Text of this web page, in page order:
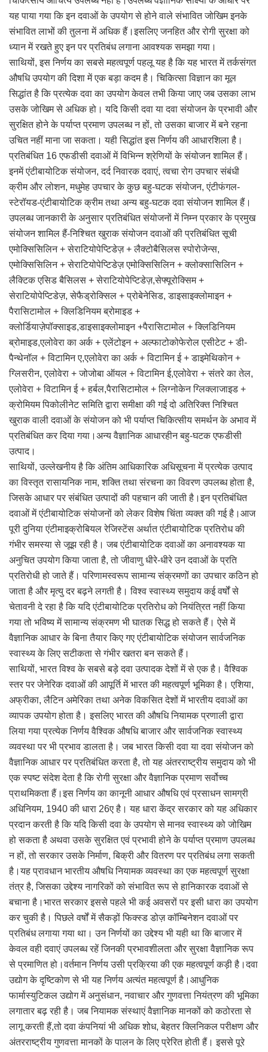
यह पाया गया कि इन दवाओं के उपयोग से होने वाले संभावित जोखिम इनके
संभावित लाभों की तुलना में अधिक हैं।इसलिए जनहित और रोगी सुरक्षा को
ध्यान में रखते हुए इन पर प्रतिबंध लगाना आवश्यक समझा गया।
साथियों, इस निर्णय का सबसे महत्वपूर्ण पहलू यह है कि यह भारत में तर्कसंगत
औषधि उपयोग की दिशा में एक बड़ा कदम है। चिकित्सा विज्ञान का मूल
सिद्धांत है कि प्रत्येक दवा का उपयोग केवल तभी किया जाए जब उसका लाभ
उसके जोखिम से अधिक हो। यदि किसी दवा या दवा संयोजन के प्रभावी और
सुरक्षित होने के पर्याप्त प्रमाण उपलब्ध न हों, तो उसका बाजार में बने रहना
उचित नहीं माना जा सकता। यही सिद्धांत इस निर्णय की आधारशिला है।
प्रतिबंधित 16 एफडीसी दवाओं में विभिन्न श्रेणियों के संयोजन शामिल हैं।
इनमें एंटीबायोटिक संयोजन, दर्द निवारक दवाएं, त्वचा रोग उपचार संबंधी
क्रीम और लोशन, मधुमेह उपचार के कुछ बहु-घटक संयोजन, एंटीफंगल-
स्टेरॉयड-एंटीबायोटिक क्रीम तथा अन्य बहु-घटक दवा संयोजन शामिल हैं।
उपलब्ध जानकारी के अनुसार प्रतिबंधित संयोजनों में निम्न प्रकार के प्रमुख
संयोजन शामिल हैं-निश्चित खुराक संयोजन दवाओं की प्रतिबंधित सूची
एमोक्सिसिलिन + सेराटियोपेप्टिडेज़ + लैक्टोबैसिलस स्पोरोजेन्स,
एमोक्सिसिलिन + सेराटियोपेप्टिडेज़ एमोक्सिसिलिन + क्लोक्सासिलिन +
लैक्टिक एसिड बैसिलस + सेराटियोपेप्टिडेज़,सेफ्यूरोक्सिम +
सेराटियोपेप्टिडेज़, सेफैड्रोक्सिल + प्रोबेनेसिड, डाइसाइक्लोमाइन +
पैरासिटामोल + क्लिडिनियम ब्रोमाइड +
क्लोर्डियाज़ेपॉक्साइड,डाइसाइक्लोमाइन +पैरासिटामोल + क्लिडिनियम
ब्रोमाइड,एलोवेरा का अर्क + एलेंटोइन + अल्फाटोकोफेरोल एसीटेट + डी-
पैन्थेनॉल + विटामिन ए,एलोवेरा का अर्क + विटामिन ई + डाइमेथिकोन +
ग्लिसरीन, एलोवेरा + जोजोबा ऑयल + विटामिन ई,एलोवेरा + संतरे का तेल,
एलोवेरा + विटामिन ई + हर्बल,पैरासिटामोल + लिग्नोकेन ग्लिक्लाजाइड +
क्रोमियम पिकोलीनेट समिति द्वारा समीक्षा की गई दो अतिरिक्त निश्चित
खुराक वाली दवाओं के संयोजन को भी पर्याप्त चिकित्सीय समर्थन के अभाव में
प्रतिबंधित कर दिया गया।अन्य वैज्ञानिक आधारहीन बहु-घटक एफडीसी
उत्पाद।
साथियों, उल्लेखनीय है कि अंतिम आधिकारिक अधिसूचना में प्रत्येक उत्पाद
का विस्तृत रासायनिक नाम, शक्ति तथा संरचना का विवरण उपलब्ध होता है,
जिसके आधार पर संबंधित उत्पादों की पहचान की जाती है।इन प्रतिबंधित
दवाओं में एंटीबायोटिक संयोजनों को लेकर विशेष चिंता व्यक्त की गई है।आज
पूरी दुनिया एंटीमाइक्रोबियल रेजिस्टेंस अर्थात एंटीबायोटिक प्रतिरोध की
गंभीर समस्या से जूझ रही है। जब एंटीबायोटिक दवाओं का अनावश्यक या
अनुचित उपयोग किया जाता है, तो जीवाणु धीरे-धीरे उन दवाओं के प्रति
प्रतिरोधी हो जाते हैं। परिणामस्वरूप सामान्य संक्रमणों का उपचार कठिन हो
जाता है और मृत्यु दर बढ़ने लगती है। विश्व स्वास्थ्य समुदाय कई वर्षों से
चेतावनी दे रहा है कि यदि एंटीबायोटिक प्रतिरोध को नियंत्रित नहीं किया
गया तो भविष्य में सामान्य संक्रमण भी घातक सिद्ध हो सकते हैं। ऐसे में
वैज्ञानिक आधार के बिना तैयार किए गए एंटीबायोटिक संयोजन सार्वजनिक
स्वास्थ्य के लिए सटीकता से गंभीर खतरा बन सकते हैं।
साथियों, भारत विश्व के सबसे बड़े दवा उत्पादक देशों में से एक है। वैश्विक
स्तर पर जेनेरिक दवाओं की आपूर्ति में भारत की महत्वपूर्ण भूमिका है। एशिया,
अफ्रीका, लैटिन अमेरिका तथा अनेक विकसित देशों में भारतीय दवाओं का
व्यापक उपयोग होता है। इसलिए भारत की औषधि नियामक प्रणाली द्वारा
लिया गया प्रत्येक निर्णय वैश्विक औषधि बाजार और सार्वजनिक स्वास्थ्य
व्यवस्था पर भी प्रभाव डालता है। जब भारत किसी दवा या दवा संयोजन को
वैज्ञानिक आधार पर प्रतिबंधित करता है, तो यह अंतरराष्ट्रीय समुदाय को भी
एक स्पष्ट संदेश देता है कि रोगी सुरक्षा और वैज्ञानिक प्रमाण सर्वोच्च
प्राथमिकता हैं।इस निर्णय का कानूनी आधार औषधि एवं प्रसाधन सामग्री
अधिनियम, 1940 की धारा 26ए है। यह धारा केंद्र सरकार को यह अधिकार
प्रदान करती है कि यदि किसी दवा के उपयोग से मानव स्वास्थ्य को जोखिम
हो सकता है अथवा उसके सुरक्षित एवं प्रभावी होने के पर्याप्त प्रमाण उपलब्ध
न हों, तो सरकार उसके निर्माण, बिक्री और वितरण पर प्रतिबंध लगा सकती
है।यह प्रावधान भारतीय औषधि नियामक व्यवस्था का एक महत्वपूर्ण सुरक्षा
तंत्र है, जिसका उद्देश्य नागरिकों को संभावित रूप से हानिकारक दवाओं से
बचाना है।भारत सरकार इससे पहले भी कई अवसरों पर इसी धारा का उपयोग
कर चुकी है। पिछले वर्षों में सैकड़ों फिक्स्ड डोज़ कॉम्बिनेशन दवाओं पर
प्रतिबंध लगाया गया था। उन निर्णयों का उद्देश्य भी यही था कि बाजार में
केवल वही दवाएं उपलब्ध रहें जिनकी प्रभावशीलता और सुरक्षा वैज्ञानिक रूप
से प्रमाणित हो।वर्तमान निर्णय उसी प्रक्रिया की एक महत्वपूर्ण कड़ी है।दवा
उद्योग के दृष्टिकोण से भी यह निर्णय अत्यंत महत्वपूर्ण है।आधुनिक
फार्मास्युटिकल उद्योग में अनुसंधान, नवाचार और गुणवत्ता नियंत्रण की भूमिका
लगातार बढ़ रही है। जब नियामक संस्थाएं वैज्ञानिक मानकों को कठोरता से
लागू करती हैं,तो दवा कंपनियां भी अधिक शोध, बेहतर क्लिनिकल परीक्षण और
अंतरराष्ट्रीय गुणवत्ता मानकों के पालन के लिए प्रेरित होती हैं। इससे पूरे